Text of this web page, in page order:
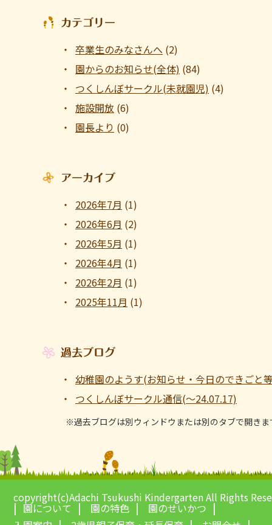
カテゴリー
卒業生のみなさんへ (2)
園からのお知らせ(全体) (84)
つくしんぼサークル(未就園児) (4)
施設開放 (6)
園長より (0)
アーカイブ
2026年7月 (1)
2026年6月 (2)
2026年5月 (1)
2026年4月 (1)
2026年2月 (1)
2025年11月 (1)
過去ブログ
幼稚園のようす(お知らせ・今日のできご
つくしんぼサークル通信(～24.07.17)
※過去ブログは別ウィンドウまたは別のタブで開きま
copyright(c)Adachi Tsukushi Kindergarten All Rights
園について 園の特色
園のせいかつ